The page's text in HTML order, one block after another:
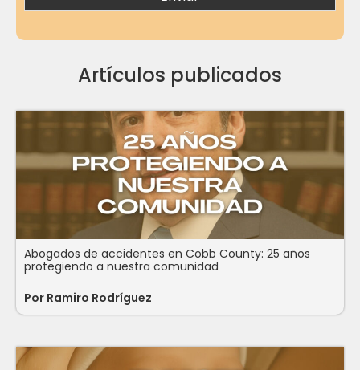
Artículos publicados
Abogados de accidentes en Cobb County: 25 años
protegiendo a nuestra comunidad
Por Ramiro Rodríguez